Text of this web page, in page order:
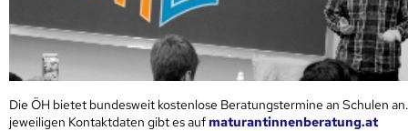
Die ÖH bietet bundesweit kostenlose Beratungstermine an Schulen
jeweiligen Kontaktdaten gibt es aufmaturantinnenberatung.at